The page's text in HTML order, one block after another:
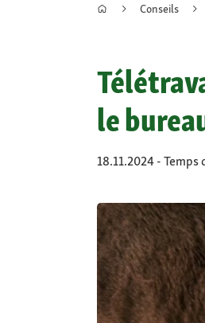
Conseils
le
18.11.2024 -